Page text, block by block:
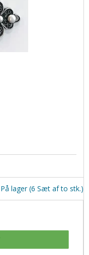
På lager (6 Sæt af to stk.)